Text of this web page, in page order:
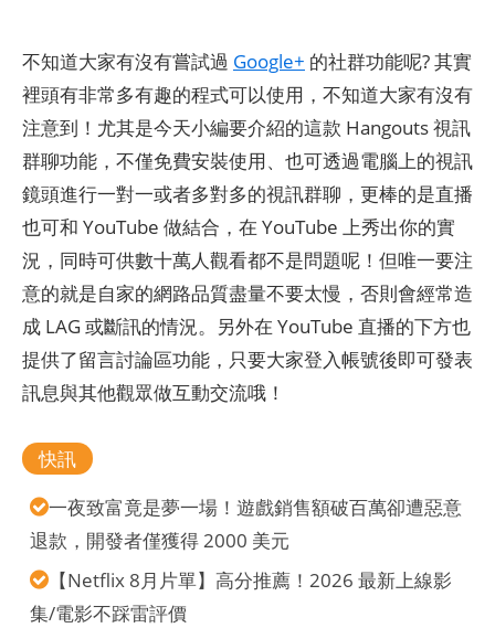
不知道大家有沒有嘗試過 Google+ 的社群功能呢? 其實
裡頭有非常多有趣的程式可以使用，不知道大家有沒有
注意到！尤其是今天小編要介紹的這款 Hangouts 視訊
群聊功能，不僅免費安裝使用、也可透過電腦上的視訊
鏡頭進行一對一或者多對多的視訊群聊，更棒的是直播
也可和 YouTube 做結合，在 YouTube 上秀出你的實
況，同時可供數十萬人觀看都不是問題呢！但唯一要注
意的就是自家的網路品質盡量不要太慢，否則會經常造
成 LAG 或斷訊的情況。另外在 YouTube 直播的下方也
提供了留言討論區功能，只要大家登入帳號後即可發表
訊息與其他觀眾做互動交流哦！
快訊
一夜致富竟是夢一場！遊戲銷售額破百萬卻遭惡意
退款，開發者僅獲得 2000 美元
【Netflix 8月片單】高分推薦！2026 最新上線影
集/電影不踩雷評價